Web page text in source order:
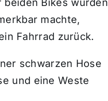
beiden Bikes wurden
machte,
Fahrrad zurück.
schwarzen Hose
und eine Weste